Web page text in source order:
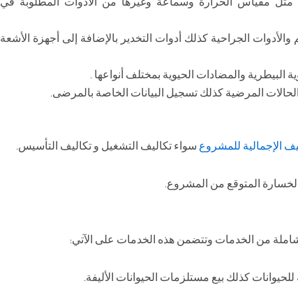
الجراحية كذلك أدوات التخدير بالإضافة إلى أجهزة الأشعة
البيطرية والمضادات الحيوية بمختلف أنواعها .
المرضية كذلك تسجيل البيانات الخاصة بالمرضى.
الإجمالية للمشروع سواء تكاليف التشغيل و تكاليف التأسيس.
المتوقع من المشروع.
من الخدمات وتتضمن هذه الخدمات على الآتي:
للحيوانات كذلك بيع مستلزمات الحيوانات الأليفة.